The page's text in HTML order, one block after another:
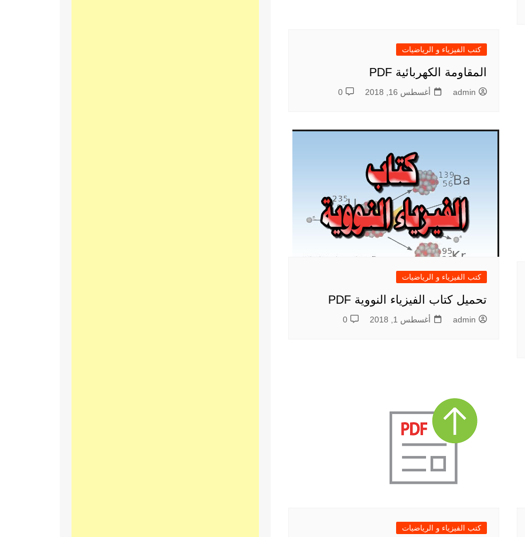
كتب الفيزياء و الرياضيات
المقاومة الكهربائية PDF
admin أغسطس 16, 2018 0
كتب الفيزياء و الرياضيات
تحميل كتاب الفيزياء النووية PDF
admin أغسطس 1, 2018 0
كتب الفيزياء و الرياضيات